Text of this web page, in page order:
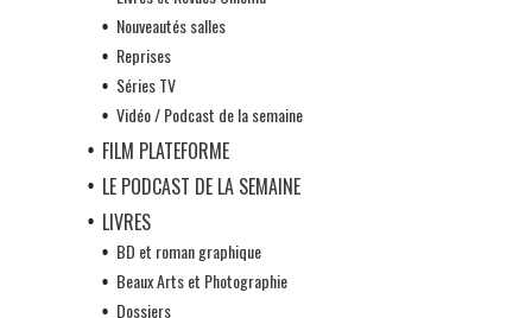
Nouveautés salles
Reprises
Séries TV
Vidéo / Podcast de la semaine
FILM PLATEFORME
LE PODCAST DE LA SEMAINE
LIVRES
BD et roman graphique
Beaux Arts et Photographie
Dossiers